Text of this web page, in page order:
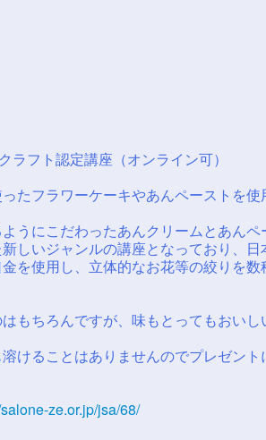
ラフト認定講座（オンライン可）
たフラワーケーキやあんペーストを
うにこだわったあんクリームとあん
しいジャンルの講座となっており、
を使用し、立体的なお花等の絞りを数
もちろんですが、味もとってもおい
けることはありませんのでプレゼント
ze.or.jp/jsa/68/